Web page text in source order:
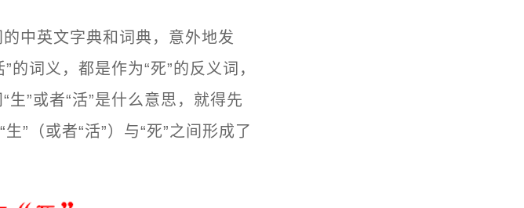
中英文字典和词典，意外地发
的词义，都是作为“死”的反义词，
”或者“活”是什么意思，就得先
”（或者“活”）与“死”之间形成了